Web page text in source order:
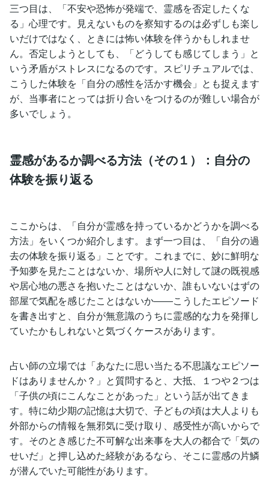
三つ目は、「不安や恐怖が発端で、霊感を否定したくな
る」心理です。見えないものを察知するのは必ずしも楽し
いだけではなく、ときには怖い体験を伴うかもしれませ
ん。否定しようとしても、「どうしても感じてしまう」と
いう矛盾がストレスになるのです。スピリチュアルでは、
こうした体験を「自分の感性を活かす機会」とも捉えます
が、当事者にとっては折り合いをつけるのが難しい場合が
多いでしょう。
霊感があるか調べる方法（その１）：自分の
体験を振り返る
ここからは、「自分が霊感を持っているかどうかを調べる
方法」をいくつか紹介します。まず一つ目は、「自分の過
去の体験を振り返る」ことです。これまでに、妙に鮮明な
予知夢を見たことはないか、場所や人に対して謎の既視感
や居心地の悪さを抱いたことはないか、誰もいないはずの
部屋で気配を感じたことはないか――こうしたエピソード
を書き出すと、自分が無意識のうちに霊感的な力を発揮し
ていたかもしれないと気づくケースがあります。
占い師の立場では「あなたに思い当たる不思議なエピソー
ドはありませんか？」と質問すると、大抵、１つや２つは
「子供の頃にこんなことがあった」という話が出てきま
す。特に幼少期の記憶は大切で、子どもの頃は大人よりも
外部からの情報を無邪気に受け取り、感受性が高いからで
す。そのとき感じた不可解な出来事を大人の都合で「気の
せいだ」と押し込めた経験があるなら、そこに霊感の片鱗
が潜んでいた可能性があります。